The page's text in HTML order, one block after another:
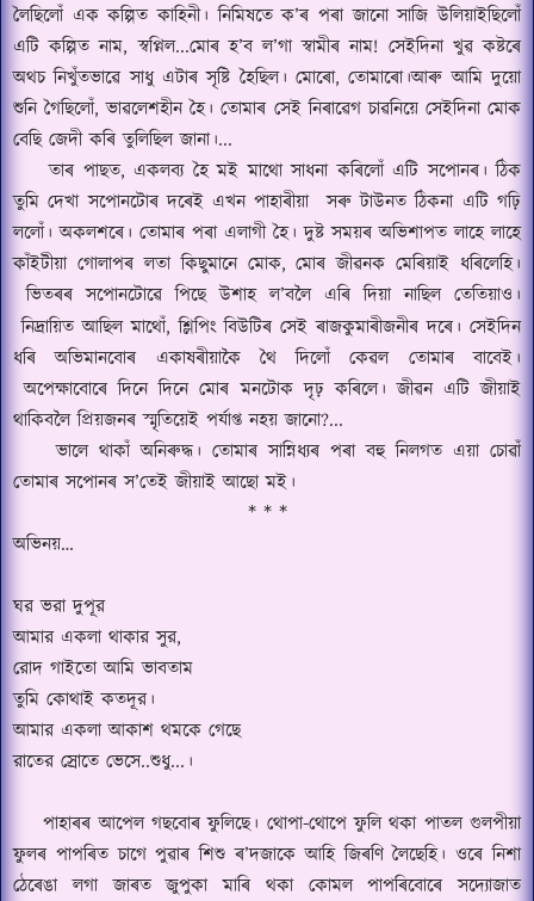
লৈছিলোঁ এক কল্পিত কাহিনী। নিমিষতে ক’ৰ পৰা জানো সাজি উলিয়াইছিলোঁ
এটি কল্পিত নাম,স্বপ্নিল...মোৰ হ’ব ল’গা স্বামীৰ নাম! সেইদিনা খুৱ কষ্টৰে
অথচ নিখুঁতভাৱে সাধু এটাৰ সৃষ্টি হৈছিল। মোৰো,তোমাৰো।আৰু আমি দুয়ো
শুনি গৈছিলোঁ,ভাৱলেশহীন হৈ। তোমাৰ সেই নিৰাৱেগ চাৱনিয়ে সেইদিনা মোক
বেছি জেদী কৰি তুলিছিল জানা।...
তাৰ পাছত, একলব্য হৈ মই মাথো সাধনা কৰিলোঁ এটি সপোনৰ। ঠিক
তুমি দেখা সপোনটোৰ দৰেই এখন পাহাৰীয়া
সৰু টাউনত ঠিকনা এটি গঢ়ি
ললোঁ। অকলশৰে। তোমাৰ পৰা এলাগী হৈ। দুষ্ট সময়ৰ অভিশাপত লাহে লাহে
কাঁইটীয়া গোলাপৰ লতা কিছুমানে মোক,মোৰ জীৱনক মেৰিয়াই ধৰিলেহি।
ভিতৰৰ সপোনটোৱে পিছে উশাহ ল’বলৈ এৰি দিয়া নাছিল তেতিয়াও।
নিদ্রায়িত আছিল মাথোঁ,শ্লিপিং বিউটিৰ সেই ৰাজকুমাৰীজনীৰ দৰে। সেইদিন
ধৰি অভিমানবোৰ একাষৰীয়াকৈ থৈ দিলোঁ কেৱল তোমাৰ বাবেই।
অপেক্ষাবোৰে দিনে দিনে মোৰ মনটোক দৃঢ় কৰিলে। জীৱন এটি জীয়াই
থাকিবলৈ প্রিয়জনৰ স্মৃতিয়েই পর্যাপ্ত নহয় জানো?...
ভালে থাকাঁ অনিৰুদ্ধ। তোমাৰ সান্নিধ্যৰ পৰা বহু নিলগত এয়া চোৱাঁ
তোমাৰ সপোনৰ স’তেই জীয়াই আছো মই।
* * *
অভিনয়…
ঘর ভরা দুপূর
আমার একলা থাকার সুর,
রোদ গাইতো আমি ভাবতাম
তুমি কোথাই কতদূর।
আমার একলা আকাশ থমকে গেছে
রাতের স্রোতে ভেসে..শুধু... ।
পাহাৰৰ আপেল গছবোৰ ফুলিছে। থোপা-থোপে ফুলি থকা পাতল গুলপীয়া
ফুলৰ পাপৰিত চাগে পুৱাৰ শিশু ৰ’দজাকে আহি জিৰণি লৈছেহি। ওৰে নিশা
ঠেৰেঙা লগা জাৰত জুপুকা মাৰি থকা কোমল পাপৰিবোৰে সদ্যোজাত